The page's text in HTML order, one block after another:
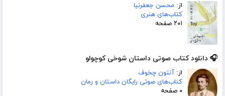
از: محسن جعفرنیا
کتاب‌های هنری
۲۰۱ صفحه
🎧 دانلود کتاب صوتی داستان شوخی کوچولو
از: آنتون چخوف
کتاب‌های صوتی رایگان داستان و رمان
۰ صفحه